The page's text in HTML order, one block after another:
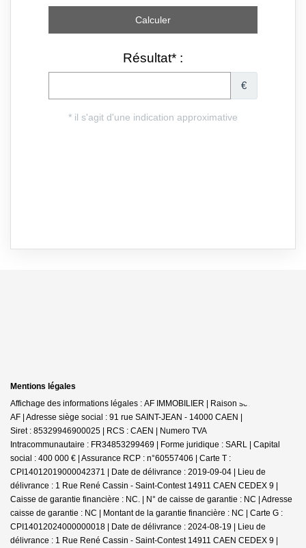
Mentions légales
Affichage des informations légales : AF IMMOBILIER | Raison sociale : SARL
AF | Adresse siège social : 91 rue SAINT-JEAN - 14000 CAEN |
Siret : 85329946900025 | RCS : CAEN | Numero TVA
Intracommunautaire : FR34853299469 | Forme juridique : SARL | Capital
social : 400 000 € | Assurance RCP : n°60557406 | Carte T :
CPI14012019000042371 | Date de délivrance : 2019-09-04 | Lieu de
délivrance : 1 Rue René Cassin - Saint-Contest 14911 CAEN CEDEX 9 |
Caisse de garantie financière : NC. | N° de caisse de garantie : NC | Adresse
caisse de garantie : NC | Montant de la garantie financière : NC | Carte G :
CPI14012024000000018 | Date de délivrance : 2024-08-19 | Lieu de
délivrance : 1 Rue René Cassin - Saint-Contest 14911 CAEN CEDEX 9 |